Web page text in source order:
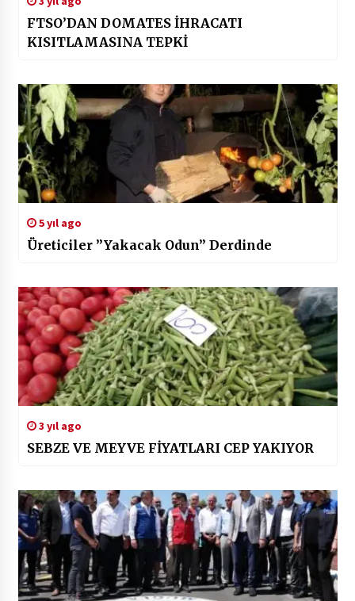
FTSO’DAN DOMATES İHRACATI
KISITLAMASINA TEPKİ
5 yıl ago
Üreticiler ”Yakacak Odun” Derdinde
3 yıl ago
SEBZE VE MEYVE FİYATLARI CEP YAKIYOR